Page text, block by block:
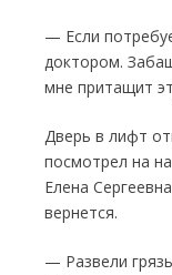
— Если
доктором.
мне притащит
Дверь в лифт
посмотрел на
Елена
вернется.
— Развели